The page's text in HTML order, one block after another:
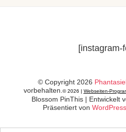
[instagram-
© Copyright 2026
vorbehalten. © 2026 | Webseiten-
Blossom PinThis | Entwickelt
Präsentiert von WordPress